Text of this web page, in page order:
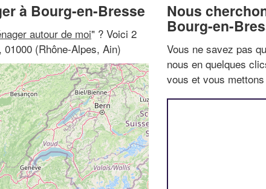
à Bourg-en-Bresse
autour de moi" ? Voici 2
(Rhône-Alpes, Ain)
Nous
Bourg-en-
Vous ne savez pas
nous en quelques
vous et vous